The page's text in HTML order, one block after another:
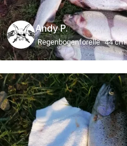
Andy P.
Regenbogenforelle 44 cm